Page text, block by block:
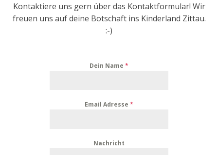
Kontaktiere uns gern über das Kontaktformular! Wir
freuen uns auf deine Botschaft ins Kinderland Zittau.
:-)
Dein Name *
Email Adresse *
Nachricht